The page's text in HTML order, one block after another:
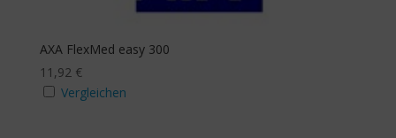
AXA FlexMed easy 300
11,92 €
Vergleichen